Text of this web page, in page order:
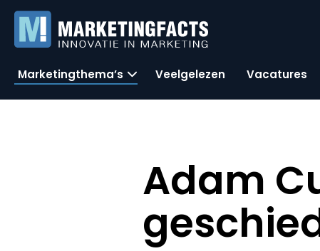
Marketingthema’s Veelgelezen Vacatures
Adam